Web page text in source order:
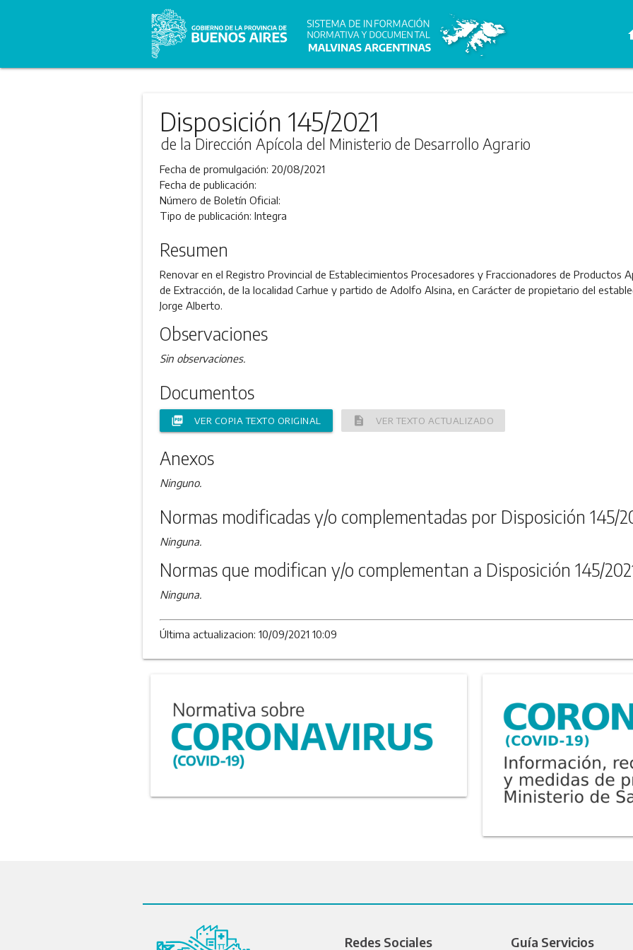
Disposición 145/2021
de la Dirección Apícola del Ministerio de Desarrollo Agrario
Fecha de promulgación: 20/08/2021
Fecha de publicación:
Número de Boletín Oficial:
Tipo de publicación: Integra
Resumen
Renovar en el Registro Provincial de Establecimientos Procesadores y Fraccionadores de Productos
de Extracción, de la localidad Carhue y partido de Adolfo Alsina, en Carácter de propietario del
Jorge Alberto.
Observaciones
Sin observaciones.
Documentos
picture_as_pdf VER COPIA TEXTO ORIGINAL description VER TEXTO ACTUALIZADO
Anexos
Ninguno.
Normas modificadas y/o complementadas por Disposición 145/
Ninguna.
Normas que modifican y/o complementan a Disposición 145/
Ninguna.
Última actualizacion: 10/09/2021 10:09
Redes Sociales Guía Servicios